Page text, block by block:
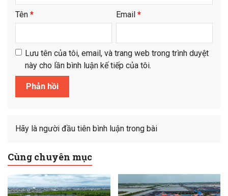
Tên * Email *
Lưu tên của tôi, email, và trang web trong trình duyệt
này cho lần bình luận kế tiếp của tôi.
Hãy là người đầu tiên bình luận trong bài
Cùng chuyên mục